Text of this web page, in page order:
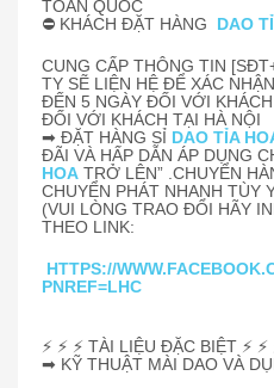
TOÀN QUỐC
⛔ KHÁCH ĐẶT HÀNG DAO
CUNG CẤP THÔNG TIN
TY SẼ LIỆN HỆ ĐỂ XÁC
ĐẾN 5 NGÀY ĐỐI VỚI
ĐỐI VỚI KHÁCH TẠI HÀ NỘI
➡ ĐẶT HÀNG SỈ DAO TỈA
ĐÃI VÀ HẤP DẪN ÁP DỤNG
HOA TRỞ LÊN” .CHUYỂN
CHUYỂN PHÁT NHANH TÙY
(VUI LÒNG TRAO ĐỔI HÃY
THEO LINK:
HTTPS://
PNREF=LHC
⚡ ⚡ ⚡ TÀI LIỆU ĐẶC BIỆT ⚡ ⚡
➡ KỸ THUẬT MÀI DAO VÀ